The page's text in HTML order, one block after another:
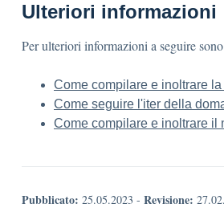
Ulteriori informazioni
Per ulteriori informazioni a seguire
Come compilare e inoltrare
Come seguire l'iter della
Come compilare e inoltrare il
Pubblicato: 25.05.2023 - Revisione: